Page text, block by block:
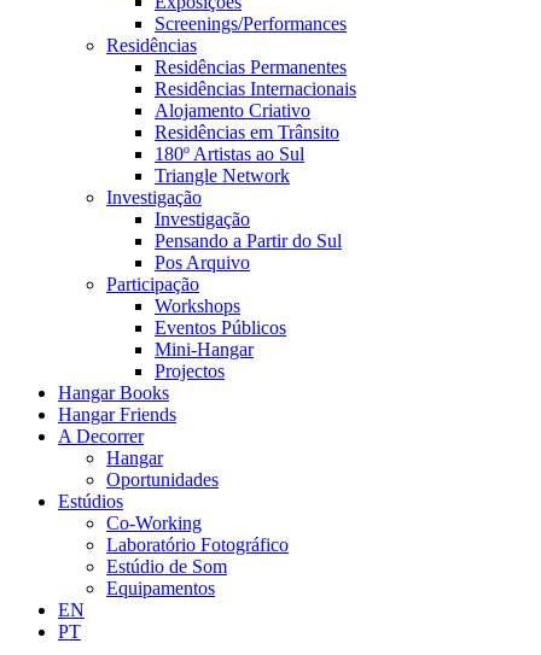
Screenings/Performances
Residências
Residências Permanentes
Residências Internacionais
Alojamento Criativo
Residências em Trânsito
180º Artistas ao Sul
Triangle Network
Investigação
Investigação
Pensando a Partir do Sul
Pos Arquivo
Participação
Workshops
Eventos Públicos
Mini-Hangar
Projectos
Hangar Books
Hangar Friends
A Decorrer
Hangar
Oportunidades
Estúdios
Co-Working
Laboratório Fotográfico
Estúdio de Som
Equipamentos
EN
PT